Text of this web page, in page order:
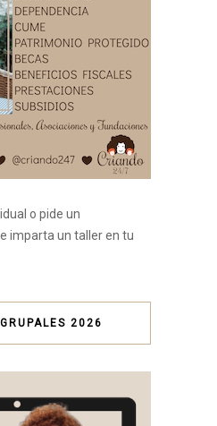
o pide un
imparta un taller en tu
2026